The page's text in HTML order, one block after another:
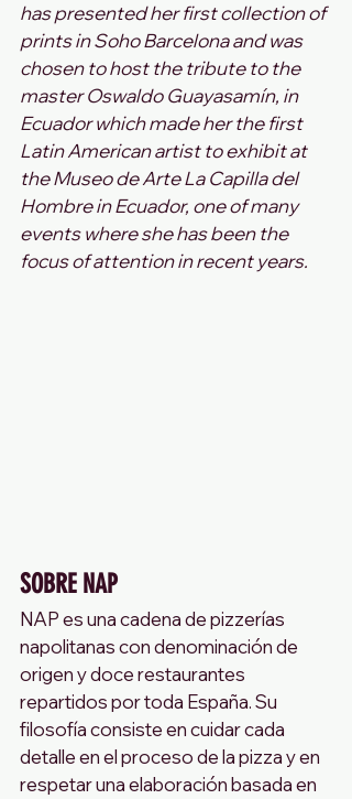
has presented her first collection of
prints in Soho Barcelona and was
chosen to host the tribute to the
master Oswaldo Guayasamín, in
Ecuador which made her the first
Latin American artist to exhibit at
the Museo de Arte La Capilla del
Hombre in Ecuador, one of many
events where she has been the
focus of attention in recent years.
SOBRE NAP
NAP es una cadena de pizzerías
napolitanas con denominación de
origen ydoce restaurantes
repartidos por toda España. Su
filosofía consiste en cuidar cada
detalle en el proceso de la pizza y en
respetar una elaboración basada en